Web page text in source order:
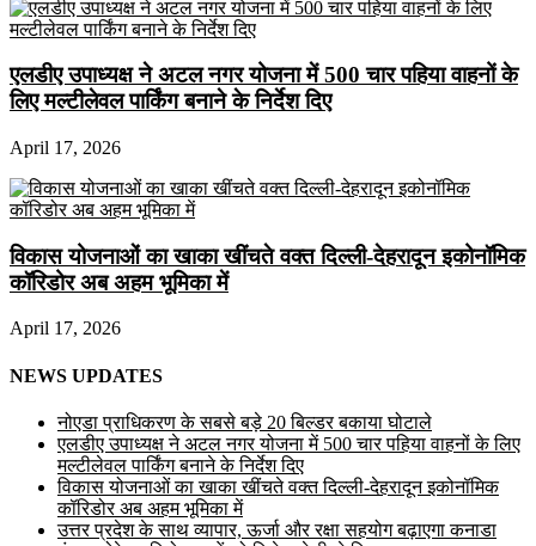
एलडीए उपाध्यक्ष ने अटल नगर योजना में 500 चार पहिया वाहनों के
लिए मल्टीलेवल पार्किंग बनाने के निर्देश दिए
April 17, 2026
विकास योजनाओं का खाका खींचते वक्त दिल्ली-देहरादून इकोनॉमिक
कॉरिडोर अब अहम भूमिका में
April 17, 2026
NEWS UPDATES
नोएडा प्राधिकरण के सबसे बड़े 20 बिल्डर बकाया घोटाले
एलडीए उपाध्यक्ष ने अटल नगर योजना में 500 चार पहिया वाहनों के लिए
मल्टीलेवल पार्किंग बनाने के निर्देश दिए
विकास योजनाओं का खाका खींचते वक्त दिल्ली-देहरादून इकोनॉमिक
कॉरिडोर अब अहम भूमिका में
उत्तर प्रदेश के साथ व्यापार, ऊर्जा और रक्षा सहयोग बढ़ाएगा कनाडा